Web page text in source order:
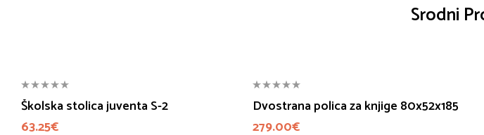
Srodni
Školska stolica juventa S-2
63.25€
Dvostrana polica za knjige 80x52x185
279.00€